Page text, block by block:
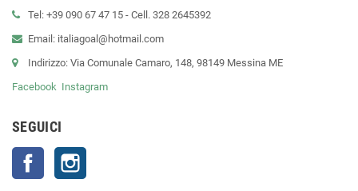
Tel: +39 090 67 47 15 - Cell. 328 2645392
Email: italiagoal@hotmail.com
Indirizzo: Via Comunale Camaro, 148, 98149 Messina ME
Facebook Instagram
SEGUICI
Facebook